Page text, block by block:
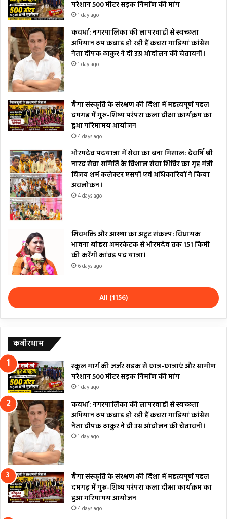
परेशान 500 मीटर सड़क निर्माण की मांग
1 day ago
कवर्धा: नगरपालिका की लापरवाही से स्वच्छता
अभियान ठप कबाड़ हो रही हैं कचरा गाड़ियां कांग्रेस
नेता दीपक ठाकुर ने दी उग्र आंदोलन की चेतावनी।
1 day ago
बैगा संस्कृति के संरक्षण की दिशा में महत्वपूर्ण पहल
दमगढ़ में गुरु-शिष्य परंपरा कला दीक्षा कार्यक्रम का
हुआ गरिमामय आयोजन
4 days ago
भोरमदेव पदयात्रा में सेवा का बना मिसाल: देवर्षि श्री
नारद सेवा समिति के विशाल सेवा शिविर का गृह मंत्री
विजय शर्म कलेक्टर एसपी एवं अधिकारियों ने किया
अवलोकन।
4 days ago
शिवभक्ति और आस्था का अटूट संकल्प: विधायक
भावना बोहरा अमरकंटक से भोरमदेव तक 151 किमी
की करेंगी कांवड़ पद यात्रा।
6 days ago
All (1156)
कबीरधाम
स्कूल मार्ग की जर्जर सड़क से छात्र-छात्राएं और ग्रामीण
परेशान 500 मीटर सड़क निर्माण की मांग
1 day ago
कवर्धा: नगरपालिका की लापरवाही से स्वच्छता
अभियान ठप कबाड़ हो रही हैं कचरा गाड़ियां कांग्रेस
नेता दीपक ठाकुर ने दी उग्र आंदोलन की चेतावनी।
1 day ago
बैगा संस्कृति के संरक्षण की दिशा में महत्वपूर्ण पहल
दमगढ़ में गुरु-शिष्य परंपरा कला दीक्षा कार्यक्रम का
हुआ गरिमामय आयोजन
4 days ago